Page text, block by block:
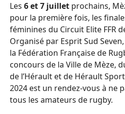
Les 6 et 7 juillet prochains,
pour la première fois, les
féminines du Circuit Elite FFR
Organisé par Esprit Sud
la Fédération Française de
concours de la Ville de Mèze,
de l’Hérault et de Hérault
2024 est un rendez-vous à ne
tous les amateurs de rugby.